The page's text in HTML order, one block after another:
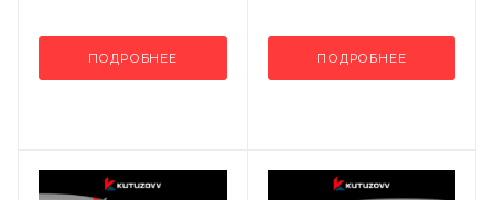
ПОДРОБНЕЕ ПОДРОБНЕЕ